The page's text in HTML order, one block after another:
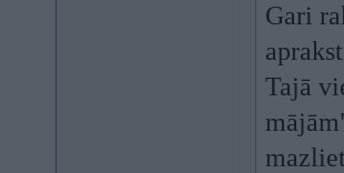
Gari
Tajā